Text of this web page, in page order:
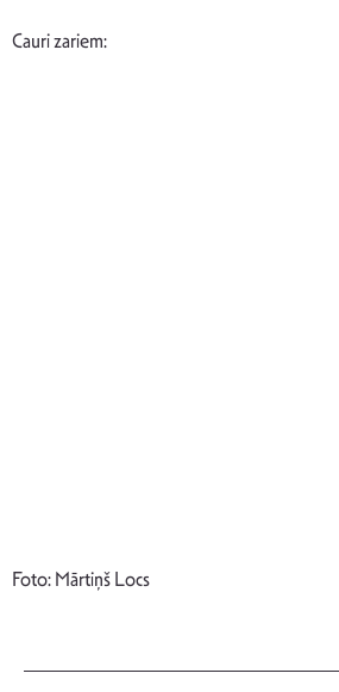
Cauri zariem:
Foto: Mārtiņš Locs